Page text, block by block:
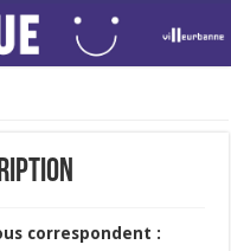
correspondent :